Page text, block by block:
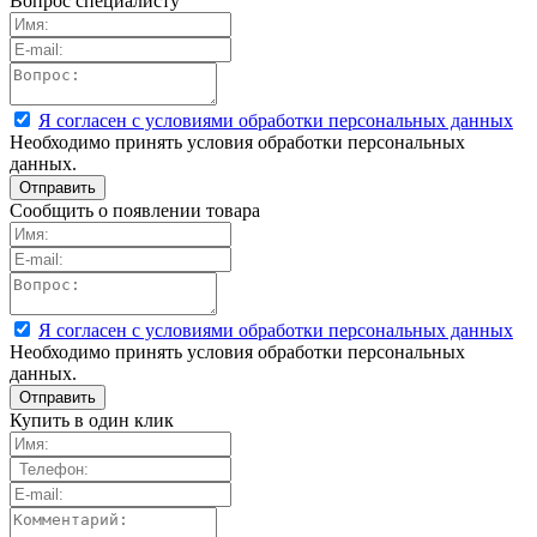
Я согласен с условиями обработки персональных данных
Необходимо принять условия обработки персональных
данных.
Сообщить о появлении товара
Я согласен с условиями обработки персональных данных
Необходимо принять условия обработки персональных
данных.
Купить в один клик